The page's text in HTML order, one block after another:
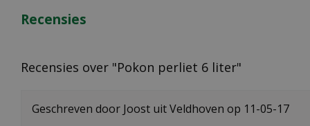
Recensies
Recensies over "Pokon perliet 6 liter"
Geschreven door Joost uit Veldhoven op 11-05-17